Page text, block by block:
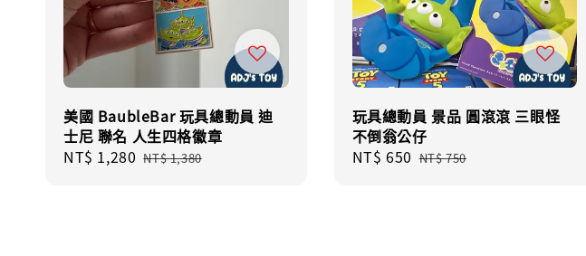
美國 BaubleBar 玩具總動員 迪
士尼 聯名 人生四格徽章
Sale
NT$ 1,280 Regular
NT$ 1,380
玩具總動員 景品 圓滾滾 三眼怪
不倒翁公仔
Sale
NT$ 650 Regular
NT$ 750